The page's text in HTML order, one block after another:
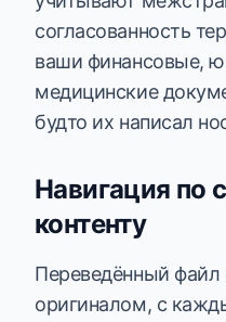
согласованность
ваши финансовые,
медицинские
будто их написал
Навигация по
контенту
Переведённый файл
оригиналом, с